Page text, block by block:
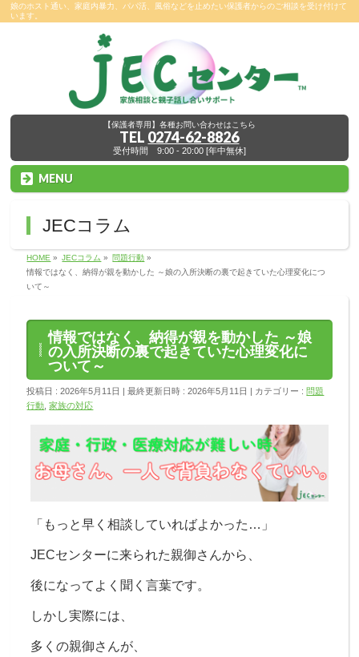
娘のホスト通い、家庭内暴力、パパ活、風俗などを止めたい保護者からのご相談を受け付けて
います。
【保護者専用】各種お問い合わせはこちら
TEL 0274-62-8826
受付時間 9:00 - 20:00 [年中無休]
MENU
JECコラム
HOME » JECコラム » 問題行動 »
情報ではなく、納得が親を動かした ～娘の入所決断の裏で起きていた心理変化につ
いて～
情報ではなく、納得が親を動かした ～娘
の入所決断の裏で起きていた心理変化に
ついて～
投稿日 : 2026年5月11日 最終更新日時 : 2026年5月11日 カテゴリー : 問題
行動 ,家族の対応
「もっと早く相談していればよかった…」
JECセンターに来られた親御さんから、
後になってよく聞く言葉です。
しかし実際には、
多くの親御さんが、